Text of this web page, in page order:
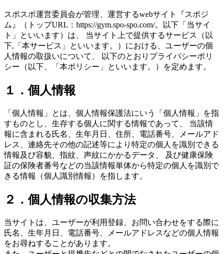
スポスポ運営委員会が管理、運営するwebサイト『スポジ
ム』（トップURL：https://gym.spo-spo.com/。以下「当サイ
ト」といいます）は、 当サイト上で提供するサービス（以
下,「本サービス」といいます。）における、ユーザーの個
人情報の取扱いについて、 以下のとおりプライバシーポリ
シー（以下、「本ポリシー」といいます。）を定めます。
１．個人情報
「個人情報」とは、個人情報保護法にいう「個人情報」を指
すものとし、生存する個人に関する情報であって、 当該情
報に含まれる氏名、生年月日、住所、電話番号、メールアド
レス、連絡先その他の記述等により特定の個人を識別できる
情報及び容貌、指紋、声紋にかかるデータ、 及び健康保険
証の保険者番号などの当該情報単体から特定の個人を識別で
きる情報（個人識別情報）を指します。
２．個人情報の収集方法
当サイトは、ユーザーが利用登録、お問い合わせをする際に
氏名、生年月日、電話番号、メールアドレスなどの個人情報
をお尋ねすることがあります。